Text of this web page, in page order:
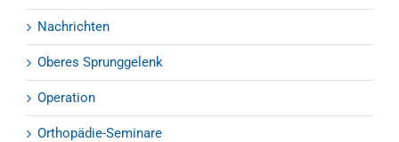
Nachrichten
Oberes Sprunggelenk
Operation
Orthopädie-Seminare